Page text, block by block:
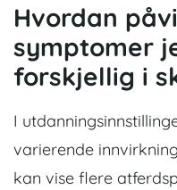
Hvordan
symptomer
forskjellig i
I
varierende
kan vise flere